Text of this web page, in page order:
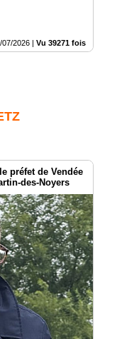
07/2026 Vu 39271 fois
préfet de Vendée
des-Noyers